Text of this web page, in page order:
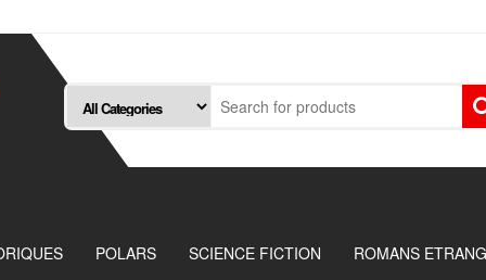
POLARS SCIENCE FICTION ROMANS